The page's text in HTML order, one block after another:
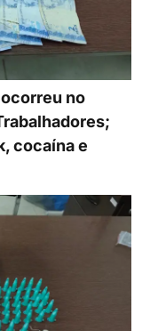
no
cocaína e